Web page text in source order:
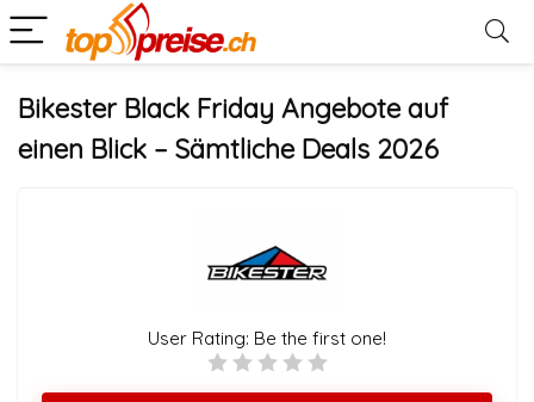
Bikester Black Friday Angebote auf
einen Blick – Sämtliche Deals 2026
User Rating: Be the first one!